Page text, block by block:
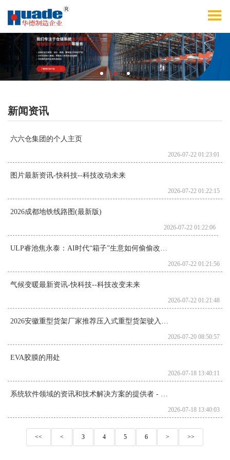
新闻资讯
六六仓集团的个人主页
2026-07-22 01:23:01
图片最新资讯-快科技--科技改动未来
2026-07-22 01:22:15
2026成都地铁线路图(最新版)
2026-07-22 01:22:06
2026-07-22 01:21:56
气候变暖最新资讯-快科技--科技改变未来
2026-07-22 01:21:48
2026-07-20 08:50:57
EVA胶膜的用处
2026-07-18 13:40:11
2026-07-18 13:40:03
<< < 3 4 5 6 > >>